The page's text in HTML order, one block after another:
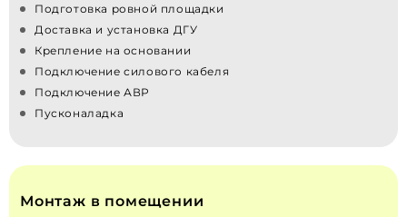
Подготовка ровной площадки
Доставка и установка ДГУ
Крепление на основании
Подключение силового кабеля
Подключение АВР
Пусконаладка
Монтаж в помещении